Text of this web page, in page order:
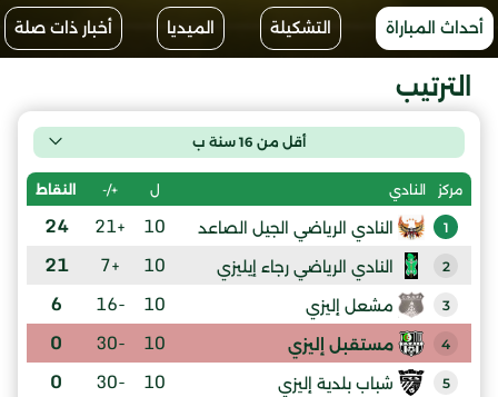
أحداث المباراة التشكيلة الميديا أخبار ذات صلة
الترتيب
أقل من 16 سنة ب
مركز النادي ل +/- النقاط
1 النادي الرياضي الجيل الصاعد 10
+21
24
2 النادي الرياضي رجاء إيليزي 10
+7
21
3 مشعل إليزي 10
-16
6
4 مستقبل إليزي 10
-30
0
5 شباب بلدية إليزي 10
-30
0